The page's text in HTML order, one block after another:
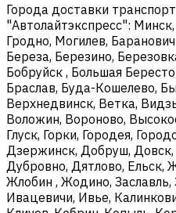
Города доставки
"Автолайтэкспресс":
Гродно, Могилев,
Береза, Березино,
Бобруйск , Большая
Браслав, Буда-Кошелево,
Верхнедвинск, Ветка,
Воложин, Вороново,
Глуск, Горки, Городея,
Дзержинск, Добруш,
Дубровно, Дятлово, Ельск,
Жлобин , Жодино, Заславль,
Ивацевичи, Ивье,